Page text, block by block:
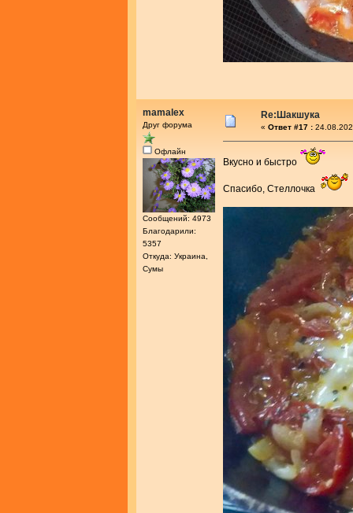
mamalex
Друг форума
Офлайн
Сообщений: 4973
Благодарили:
5357
Откуда: Украина,
Сумы
Re:Шакшука
« Ответ #17 :
Вкусно и быстро
Спасибо, Стеллочка